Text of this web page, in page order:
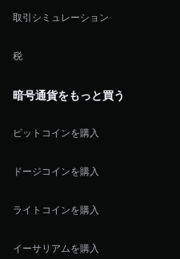
取引シミュレーション
税
暗号通貨をもっと買う
ビットコインを購入
ドージコインを購入
ライトコインを購入
イーサリアムを購入